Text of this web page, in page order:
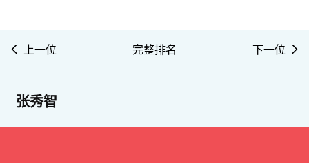
上一位 完整排名 下一位
张秀智